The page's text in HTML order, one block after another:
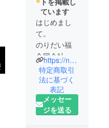
ています
はじめまし
て。
のりだい福
合同会社で
す。
私どもは、
日本のお客
様と世界中
https://noridai-fuku.com/top
特定商取引
法に基づく
表記
メッセー
ジを送る